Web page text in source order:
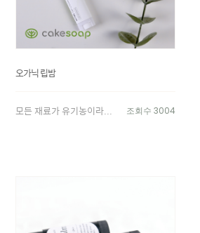
오가닉 립밤
모든 재료가 유기농이라... 조회수 3004